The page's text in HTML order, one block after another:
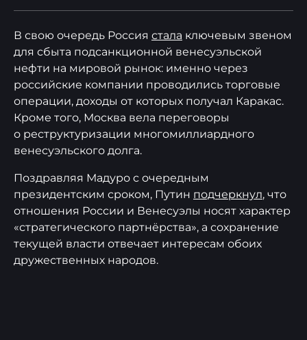
В свою очередь Россия стала ключевым звеном
для сбыта подсанкционной венесуэльской
нефти на мировой рынок: именно через
российские компании проводились торговые
операции, доходы от которых получал Каракас.
Кроме того, Москва вела переговоры
о реструктуризации многомиллиардного
венесуэльского долга.
Поздравляя Мадуро с очередным
президентским сроком, Путин подчеркнул, что
отношения России и Венесуэлы носят характер
«стратегического партнёрства», а сохранение
текущей власти отвечает интересам обоих
дружественных народов.